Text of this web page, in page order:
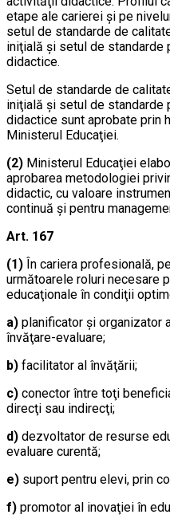
etape ale carierei şi pe
setul de standarde de
iniţială şi setul de
didactice.
Setul de standarde de
iniţială şi setul de
didactice sunt aprobate prin
Ministerul Educaţiei.
(2) Ministerul Educaţiei
aprobarea metodologiei
didactic, cu valoare
continuă şi pentru
Art. 167
(1) În cariera profesională,
următoarele roluri necesare
educaţionale în condiţii
a) planificator şi organizator
învăţare-evaluare;
b) facilitator al învăţării;
c) conector între toţi
direcţi sau indirecţi;
d) dezvoltator de resurse
evaluare curentă;
e) suport pentru elevi, prin
f) promotor al inovaţiei în